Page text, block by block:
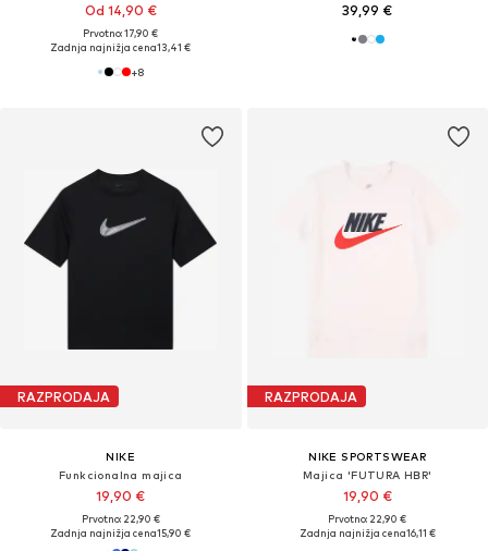
Od 14,90 €
Prvotno: 17,90 €
Zadnja najnižja cena13,41 €
+8
39,99 €
RAZPRODAJA
NIKE
Funkcionalna majica
19,90 €
Prvotno: 22,90 €
Zadnja najnižja cena15,90 €
RAZPRODAJA
NIKE SPORTSWEAR
Majica 'FUTURA HBR'
19,90 €
Prvotno: 22,90 €
Zadnja najnižja cena16,11 €